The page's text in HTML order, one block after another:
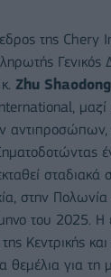
της Chery
Γενικός
Zhu Shaodong
μαζί
σταδιακά
στην Πολωνία
του 2025. Η
Κεντρικής και
θεμέλια για τη